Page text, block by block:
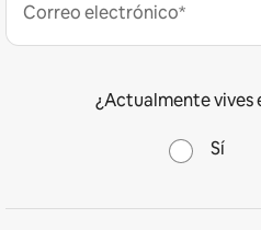
Correo electrónico*
¿Actualmente vives
Sí